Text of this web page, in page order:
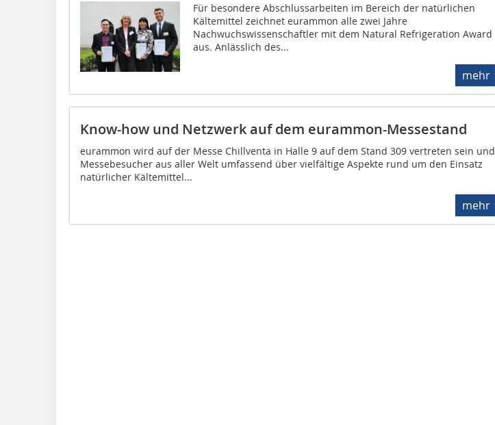
Für besondere Abschlussarbeiten im Bereich der natürlichen
Kältemittel zeichnet eurammon alle zwei Jahre
Nachwuchswissenschaftler mit dem Natural Refrigeration Award
aus. Anlässlich des...
mehr
Know-how und Netzwerk auf dem eurammon-Messestand
eurammon wird auf der Messe Chillventa in Halle 9 auf dem Stand 309 vertreten sein und
Messebesucher aus aller Welt umfassend über vielfältige Aspekte rund um den Einsatz
natürlicher Kältemittel...
mehr